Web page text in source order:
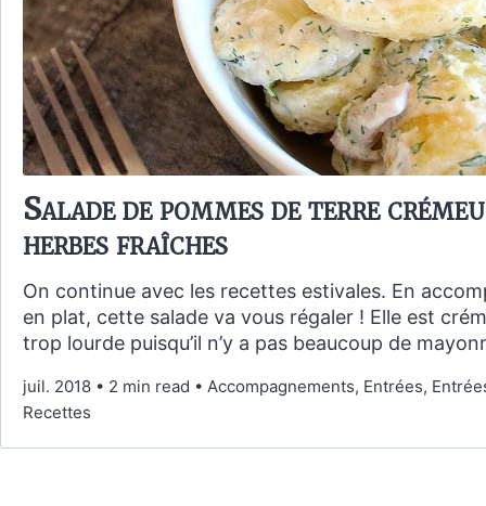
Salade de pommes de terre
herbes fraîches
On continue avec les recettes estivales. En
en plat, cette salade va vous régaler ! Elle est
trop lourde puisqu’il n’y a pas beaucoup de
juil. 2018 • 2 min read • Accompagnements, Entrées,
Recettes